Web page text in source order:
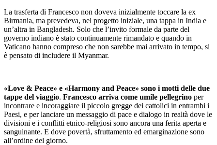
La trasferta di Francesco non doveva inizialmente toccare la ex
Birmania, ma prevedeva, nel progetto iniziale, una tappa in India e
un’altra in Bangladesh. Solo che l’invito formale da parte del
governo indiano è stato continuamente rimandato e quando in
Vaticano hanno compreso che non sarebbe mai arrivato in tempo, si
è pensato di includere il Myanmar.
«Love & Peace» e «Harmony and Peace» sono i motti delle due
tappe del viaggio. Francesco arriva come umile pellegrino per
incontrare e incoraggiare il piccolo gregge dei cattolici in entrambi i
Paesi, e per lanciare un messaggio di pace e dialogo in realtà dove le
divisioni e i conflitti etnico-religiosi sono ancora una ferita aperta e
sanguinante. E dove povertà, sfruttamento ed emarginazione sono
all’ordine del giorno.